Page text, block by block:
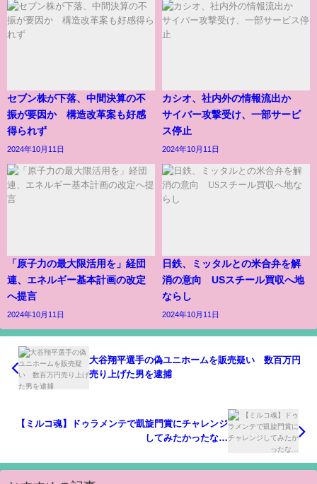
セブン株が下落、中間決算の不
振が要因か 構造改革案も好感
得られず
2024年10月11日
カシオ、社内外の情報流出か
サイバー攻撃受け、一部サービ
ス停止
2024年10月11日
「原子力の最大限活用を」経団
連、エネルギー基本計画の改定
へ提言
2024年10月11日
日鉄、ミッタルとの米合弁を解
消の意向 USスチール買収へ地
ならし
2024年10月11日
大谷翔平選手の偽ユニホームを販売疑い 数百万円
売り上げた男を逮捕
【ミルコ魂】ドゥラメンテで凱旋門賞にチャレンジ
してみたかったな…